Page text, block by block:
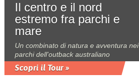
Il centro e il nord
estremo fra parchi e
mare
Un combinato di natura e avventura nei
parchi dell'outback australiano
Scopri il Tour »